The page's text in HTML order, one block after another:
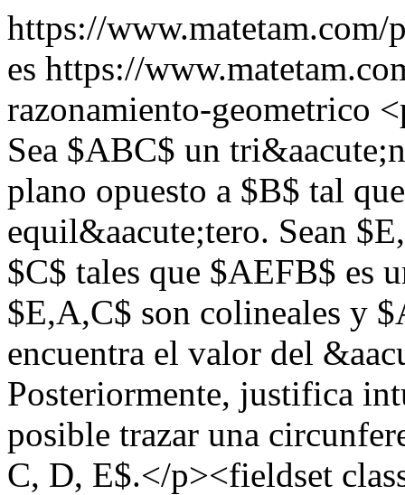
https://www.matetam.com/
es https://
razonamiento-geometrico
Sea $ABC$ un
plano opuesto a $B$ tal
equil&aacute;tero. Sean
$C$ tales que $AEFB$ es
$E,A,C$ son colineales y
encuentra el valor del
Posteriormente, justifica
posible trazar una
C, D, E$.</p><fieldset